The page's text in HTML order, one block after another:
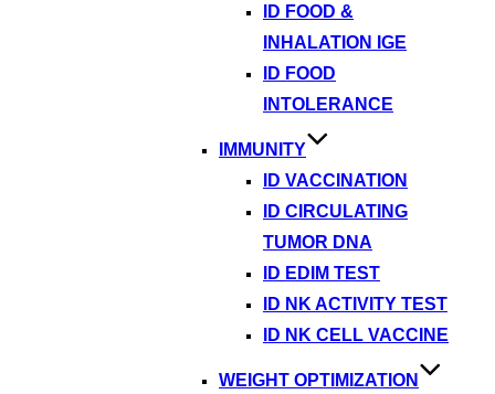
ID FOOD &
INHALATION IGE
ID FOOD
INTOLERANCE
IMMUNITY
ID VACCINATION
ID CIRCULATING
TUMOR DNA
ID EDIM TEST
ID NK ACTIVITY TEST
ID NK CELL VACCINE
WEIGHT OPTIMIZATION